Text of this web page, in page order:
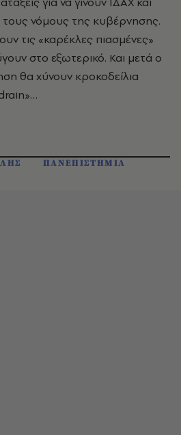
νόμους της κυβέρνησης.
τις «καρέκλες πιασμένες»
στο εξωτερικό. Και μετά ο
θα χύνουν κροκοδείλια
ΠΑΝΕΠΙΣΤΗΜΙΑ